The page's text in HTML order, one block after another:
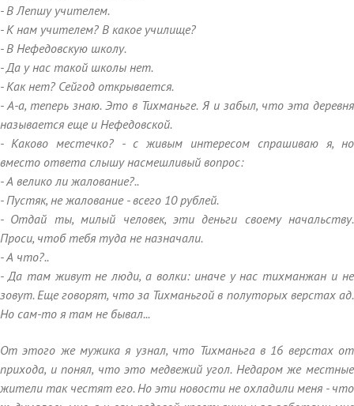
- В Лепшу учителем.
- К нам учителем? В какое училище?
- В Нефедовскую школу.
- Да у нас такой школы нет.
- Как нет? Сейгод открывается.
- А-а, теперь знаю. Это в Тихманьге. Я и забыл, что эта деревня
называется еще и Нефедовской.
- Каково местечко? - с живым интересом спрашиваю я, но
вместо ответа слышу насмешливый вопрос:
- А велико ли жалование?..
- Пустяк, не жалование - всего 10 рублей.
- Отдай ты, милый человек, эти деньги своему начальству.
Проси, чтоб тебя туда не назначали.
- А что?..
- Да там живут не люди, а волки: иначе у нас тихманжан и не
зовут. Еще говорят, что за Тихманьгой в полуторых верстах ад.
Но сам-то я там не бывал...
От этого же мужика я узнал, что Тихманьга в 16 верстах от
прихода, и понял, что это медвежий угол. Недаром же местные
жители так честят его. Но эти новости не охладили меня - что